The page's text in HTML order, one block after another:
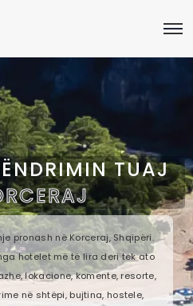
TUAJ
pronash në Korceraj, Shqipëri.
hotelet më të lira deri tek ato
lokacione, komente, resorte,
në shtëpi, bujtina, hostele,